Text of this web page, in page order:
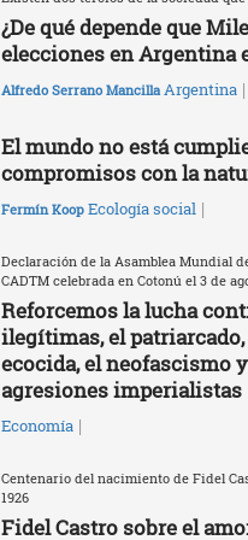
¿De qué depende que
elecciones en Argentina
Alfredo Serrano Mancilla Argentina |
El mundo no está
compromisos con la
Fermín Koop Ecología social |
Declaración de la Asamblea Mundial
CADTM celebrada en Cotonú el 3 de
Reforcemos la lucha
ilegítimas, el
ecocida, el neofascismo
agresiones imperialistas
Economía |
Centenario del nacimiento de Fidel
1926
Fidel Castro sobre el